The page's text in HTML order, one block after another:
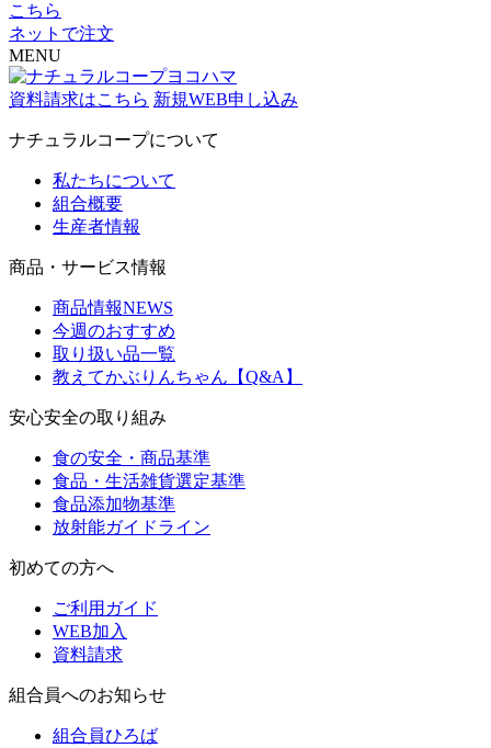
こちら
ネットで注文
MENU
資料請求はこちら 新規WEB申し込み
ナチュラルコープについて
私たちについて
組合概要
生産者情報
商品・サービス情報
商品情報NEWS
今週のおすすめ
取り扱い品一覧
教えてかぶりんちゃん【Q&A】
安心安全の取り組み
食の安全・商品基準
食品・生活雑貨選定基準
食品添加物基準
放射能ガイドライン
初めての方へ
ご利用ガイド
WEB加入
資料請求
組合員へのお知らせ
組合員ひろば